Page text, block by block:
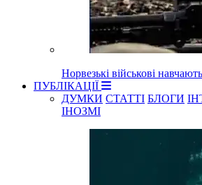
Норвезькі військові
ПУБЛІКАЦІЇ
ДУМКИ СТАТТІ БЛОГИ
ІНОЗМІ